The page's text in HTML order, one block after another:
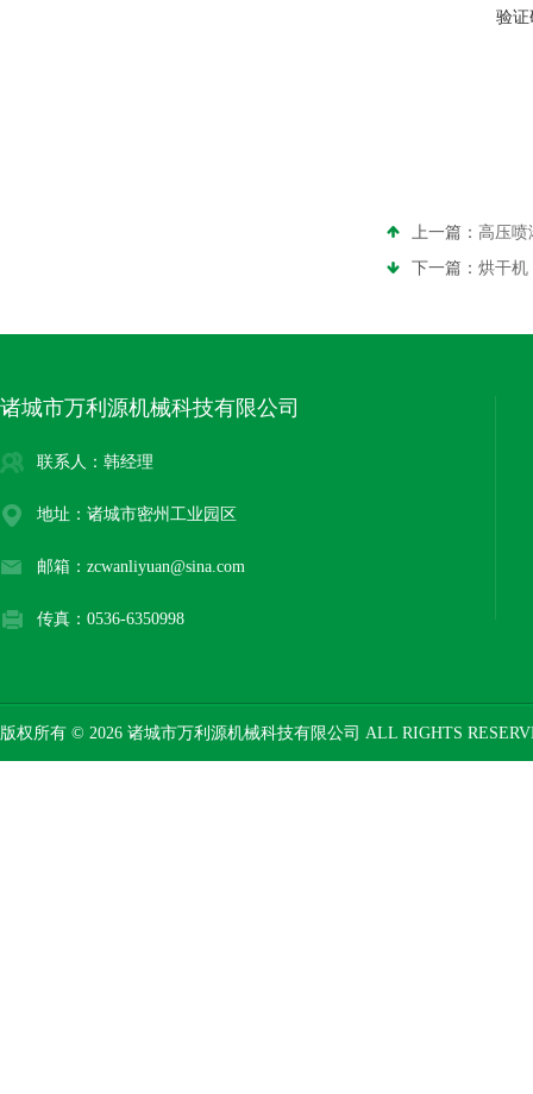
验证
上一篇： 高压喷
下一篇： 烘干机
诸城市万利源机械科技有限公司
联系人：韩经理
地址：诸城市密州工业园区
邮箱：zcwanliyuan@sina.com
传真：0536-6350998
版权所有 © 2026 诸城市万利源机械科技有限公司 ALL RIGHTS